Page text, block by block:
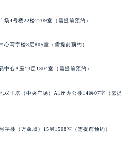
4号楼22楼2209室（需提前预约）
写字楼8层805室（需提前预约）
心A座13层1304室（需提前预约）
双子塔（中央广场）A1座办公楼14层07室（需提
字楼（万象城）15层1508室（需提前预约）